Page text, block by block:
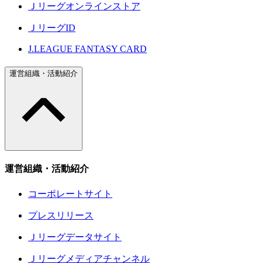
Ｊリーグオンラインストア
ＪリーグID
J.LEAGUE FANTASY CARD
運営組織・活動紹介
運営組織・活動紹介
コーポレートサイト
プレスリリース
Ｊリーグデータサイト
Ｊリーグメディアチャンネル